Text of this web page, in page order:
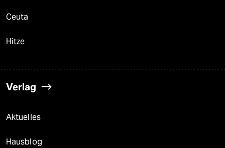
Ceuta
Hitze
Verlag
Aktuelles
Hausblog